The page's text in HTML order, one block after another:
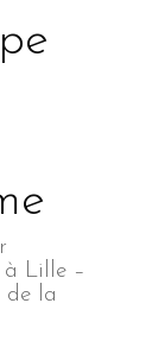
à Lille –
de la